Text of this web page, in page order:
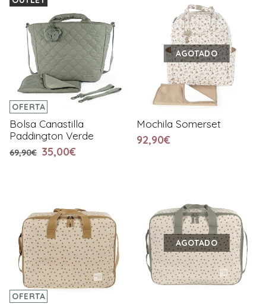
OFERTA
Bolsa Canastilla
Paddington Verde
69,90€ 35,00€
AGOTADO
Mochila Somerset
92,90€
OFERTA
AGOTADO